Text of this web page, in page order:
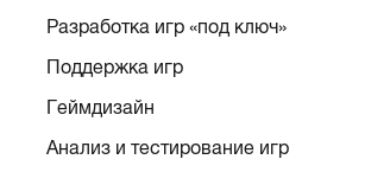
Разработка игр «под ключ»
Поддержка игр
Геймдизайн
Анализ и тестирование игр